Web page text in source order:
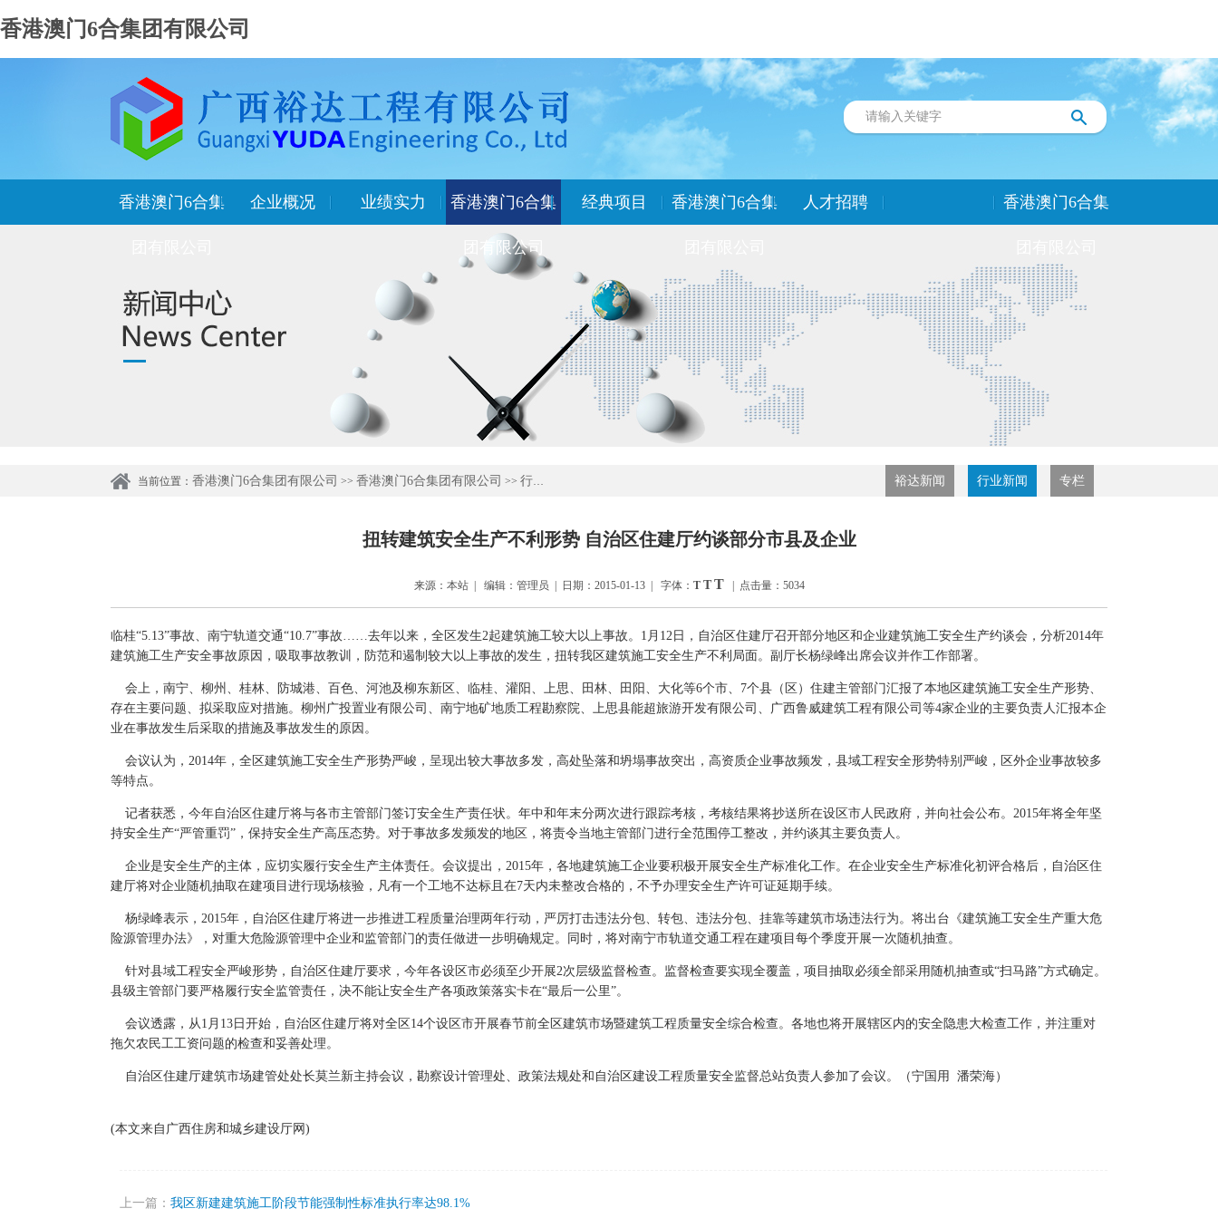
香港澳门6合集团有限公司
香港澳门6合集 企业概况 业绩实力 香港澳门6合集
团有限公司
经典项目 香港澳门6合集 人才招聘 香港澳门6合集
当前位置： 香港澳门6合集团有限公司 >> 香港澳门6合集团有限公司 >> 行业新闻 裕达新闻 行业新闻 专栏
扭转建筑安全生产不利形势 自治区住建厅约谈部分市县及企业
来源：本站 | 编辑：管理员 | 日期：2015-01-13 | 字体： T T T| 点击量：5034
临桂“5.13”事故、南宁轨道交通“10.7”事故……去年以来，全区发生2起建筑施工较大以上事故。1月12日，自治区住建厅召开部分地区和企业建筑施工安全生产约谈会，分析2014年
建筑施工生产安全事故原因，吸取事故教训，防范和遏制较大以上事故的发生，扭转我区建筑施工安全生产不利局面。副厅长杨绿峰出席会议并作工作部署。
会上，南宁、柳州、桂林、防城港、百色、河池及柳东新区、临桂、灌阳、上思、田林、田阳、大化等6个市、7个县（区）住建主管部门汇报了本地区建筑施工安全生产形势、
存在主要问题、拟采取应对措施。柳州广投置业有限公司、南宁地矿地质工程勘察院、上思县能超旅游开发有限公司、广西鲁威建筑工程有限公司等4家企业的主要负责人汇报本企
业在事故发生后采取的措施及事故发生的原因。
会议认为，2014年，全区建筑施工安全生产形势严峻，呈现出较大事故多发，高处坠落和坍塌事故突出，高资质企业事故频发，县域工程安全形势特别严峻，区外企业事故较多
等特点。
记者获悉，今年自治区住建厅将与各市主管部门签订安全生产责任状。年中和年末分两次进行跟踪考核，考核结果将抄送所在设区市人民政府，并向社会公布。2015年将全年坚
持安全生产“严管重罚”，保持安全生产高压态势。对于事故多发频发的地区，将责令当地主管部门进行全范围停工整改，并约谈其主要负责人。
企业是安全生产的主体，应切实履行安全生产主体责任。会议提出，2015年，各地建筑施工企业要积极开展安全生产标准化工作。在企业安全生产标准化初评合格后，自治区住
建厅将对企业随机抽取在建项目进行现场核验，凡有一个工地不达标且在7天内未整改合格的，不予办理安全生产许可证延期手续。
杨绿峰表示，2015年，自治区住建厅将进一步推进工程质量治理两年行动，严厉打击违法分包、转包、违法分包、挂靠等建筑市场违法行为。将出台《建筑施工安全生产重大危
险源管理办法》，对重大危险源管理中企业和监管部门的责任做进一步明确规定。同时，将对南宁市轨道交通工程在建项目每个季度开展一次随机抽查。
针对县域工程安全严峻形势，自治区住建厅要求，今年各设区市必须至少开展2次层级监督检查。监督检查要实现全覆盖，项目抽取必须全部采用随机抽查或“扫马路”方式确定。
县级主管部门要严格履行安全监管责任，决不能让安全生产各项政策落实卡在“最后一公里”。
会议透露，从1月13日开始，自治区住建厅将对全区14个设区市开展春节前全区建筑市场暨建筑工程质量安全综合检查。各地也将开展辖区内的安全隐患大检查工作，并注重对
拖欠农民工工资问题的检查和妥善处理。
自治区住建厅建筑市场建管处处长莫兰新主持会议，勘察设计管理处、政策法规处和自治区建设工程质量安全监督总站负责人参加了会议。（宁国用 潘荣海）
(本文来自广西住房和城乡建设厅网)
上一篇： 我区新建建筑施工阶段节能强制性标准执行率达98.1%